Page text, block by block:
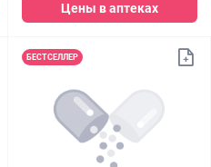
Цены в аптеках
БЕСТСЕЛЛЕР